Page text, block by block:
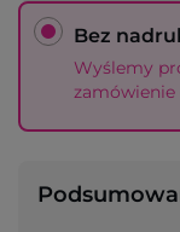
Bez
Wyślemy
zamówienie